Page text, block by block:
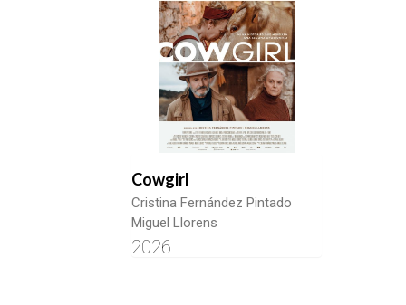
Cowgirl
Cristina Fernández Pintado
Miguel Llorens
2026